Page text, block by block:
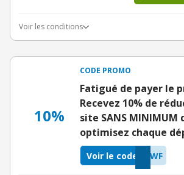
Voir les conditions
10%
CODE PROMO
Fatigué de payer le
Recevez 10% de
site SANS
optimisez chaque
BWF
Voir le code